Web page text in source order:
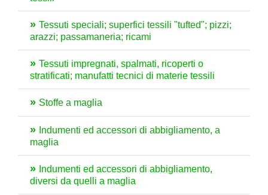
Tessuti speciali; superfici tessili "tufted"; pizzi;
arazzi; passamaneria; ricami
Tessuti impregnati, spalmati, ricoperti o
stratificati; manufatti tecnici di materie tessili
Stoffe a maglia
Indumenti ed accessori di abbigliamento, a
maglia
Indumenti ed accessori di abbigliamento,
diversi da quelli a maglia